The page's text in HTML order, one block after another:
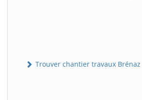
Trouver chantier travaux Brénaz